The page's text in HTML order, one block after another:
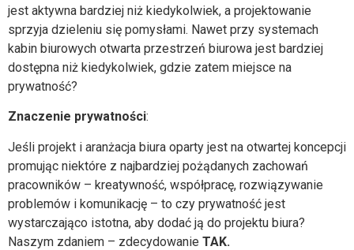
jest aktywna bardziej niż kiedykolwiek, a projektowanie
sprzyja dzieleniu się pomysłami. Nawet przy systemach
kabin biurowych otwarta przestrzeń biurowa jest bardziej
dostępna niż kiedykolwiek, gdzie zatem miejsce na
prywatność?
Znaczenie prywatności:
Jeśli projekt i aranżacja biura oparty jest na otwartej koncepcji
promując niektóre z najbardziej pożądanych zachowań
pracowników – kreatywność, współpracę, rozwiązywanie
problemów i komunikację – to czy prywatność jest
wystarczająco istotna, aby dodać ją do projektu biura?
Naszym zdaniem – zdecydowanie TAK.